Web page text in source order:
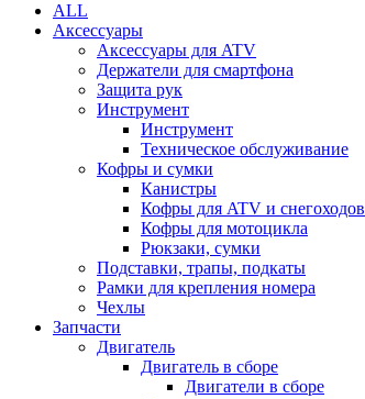
ALL
Аксессуары
Аксессуары для ATV
Держатели для смартфона
Защита рук
Инструмент
Инструмент
Техническое обслуживание
Кофры и сумки
Канистры
Кофры для ATV и снегоходов
Кофры для мотоцикла
Рюкзаки, сумки
Подставки, трапы, подкаты
Рамки для крепления номера
Чехлы
Запчасти
Двигатель
Двигатель в сборе
Двигатели в сборе